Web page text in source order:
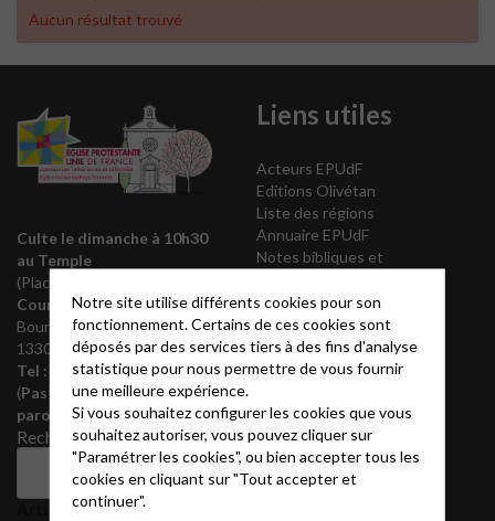
Aucun résultat trouvé
Culte le dimanche à 10h30
au Temple
(Place de la Porte Coucou)
Courrier: 256, av. Paul
Bourret
13300 Salon-de-Provence
Tel :
06 23 24 46 30
(Pasteur :07 68 78 25 34)
paroisse@protestantsalon.fr
Rechercher
Rechercher
Articles récents
Liens utiles
Acteurs EPUdF
Editions Olivétan
Liste des régions
Annuaire EPUdF
Notes bibliques et
Théovie
Institut protestant de
théologie
REGALE
Nous rejoindre
Archives
août 2026
juillet 2026
Notre site utilise différents cookies pour son
fonctionnement. Certains de ces cookies sont
déposés par des services tiers à des fins d'analyse
statistique pour nous permettre de vous fournir
une meilleure expérience.
Si vous souhaitez configurer les cookies que vous
souhaitez autoriser, vous pouvez cliquer sur
"Paramétrer les cookies", ou bien accepter tous les
cookies en cliquant sur "Tout accepter et
continuer".